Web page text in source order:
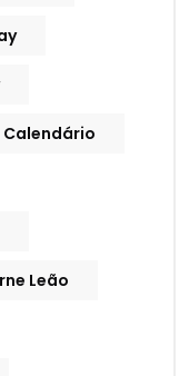
Calendário
Leão